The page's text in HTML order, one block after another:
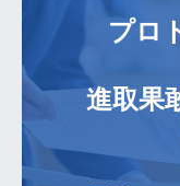
会社概要
主要取引先
パーパス
プロ
進取果